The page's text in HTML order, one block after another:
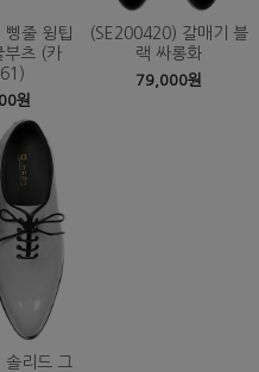
줄 윙팁
부츠 (카
원
(SE200420) 갈매기 블
랙 싸롱화
79,000원
솔리드 그